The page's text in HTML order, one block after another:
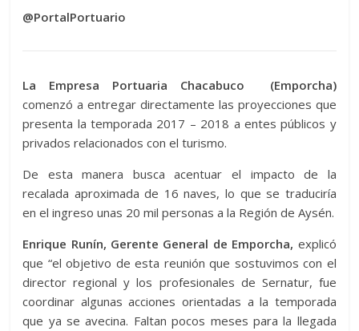
@PortalPortuario
La Empresa Portuaria Chacabuco (Emporcha)
comenzó a entregar directamente las proyecciones que
presenta la temporada 2017 – 2018 a entes públicos y
privados relacionados con el turismo.
De esta manera busca acentuar el impacto de la
recalada aproximada de 16 naves, lo que se traduciría
en el ingreso unas 20 mil personas a la Región de Aysén.
Enrique Runín, Gerente General de Emporcha, explicó
que “el objetivo de esta reunión que sostuvimos con el
director regional y los profesionales de Sernatur, fue
coordinar algunas acciones orientadas a la temporada
que ya se avecina. Faltan pocos meses para la llegada